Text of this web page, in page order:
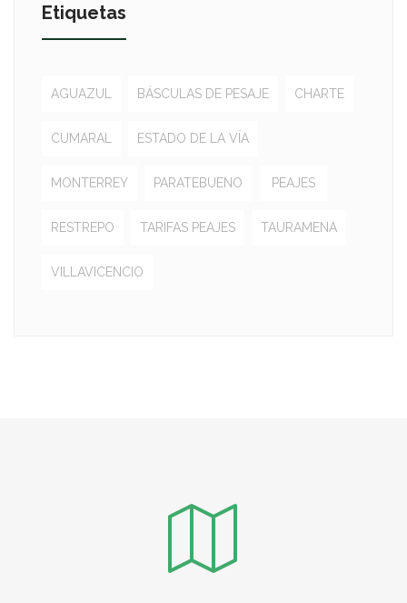
Etiquetas
AGUAZUL BÁSCULAS DE PESAJE CHARTE
CUMARAL ESTADO DE LA VÍA
MONTERREY PARATEBUENO PEAJES
RESTREPO TARIFAS PEAJES TAURAMENA
VILLAVICENCIO